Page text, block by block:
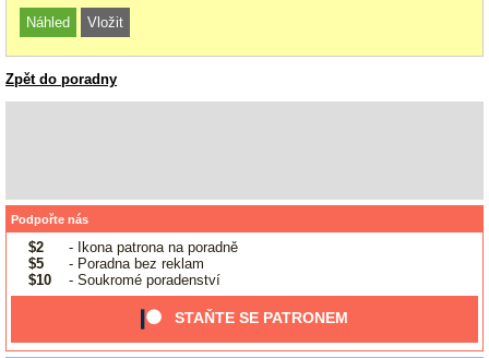
Zpět do poradny
Podpořte nás
$2
- Ikona patrona na poradně
$5
- Poradna bez reklam
$10
- Soukromé poradenství
STAŇTE SE PATRONEM